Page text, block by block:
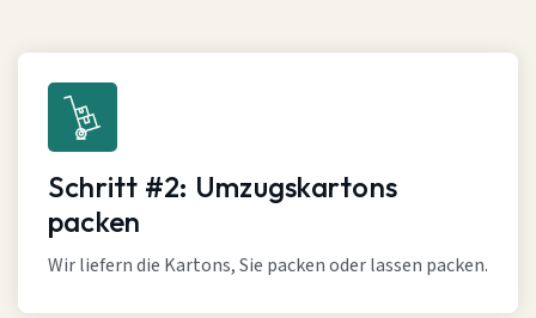
Schritt #2: Umzugskartons
packen
Wir liefern die Kartons, Sie packen oder lassen packen.